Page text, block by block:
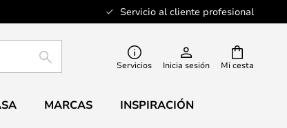
Servicio al cliente profesional
Mi cesta
BUSCAR Servicios Inicia sesión
MARCAS INSPIRACIÓN